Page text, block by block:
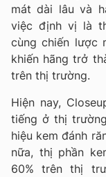
mát dài lâu và
việc định vị là
cùng chiến lược
khiến hãng trở
trên thị trường.
Hiện nay,
tiếng ở thị
hiệu kem đánh
nữa, thị phần
60% trên thị